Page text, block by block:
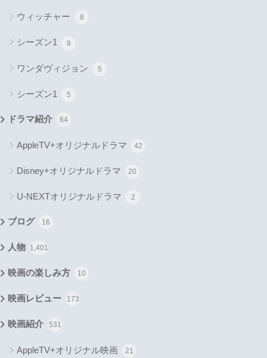
ウィッチャー 8
シーズン1 8
ワンダヴィジョン 5
シーズン1 5
ドラマ紹介 64
AppleTV+オリジナルドラマ 42
Disney+オリジナルドラマ 20
U-NEXTオリジナルドラマ 2
ブログ 16
人物 1,401
映画の楽しみ方 10
映画レビュー 173
映画紹介 531
AppleTV+オリジナル映画 21